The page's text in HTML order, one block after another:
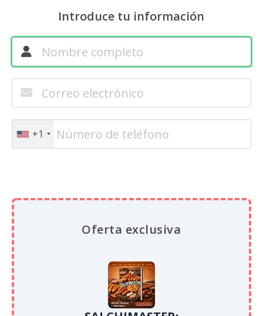
Introduce tu información
+1
Oferta exclusiva